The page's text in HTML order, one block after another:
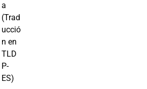
a
(Trad
ucció
n en
TLD
P-
ES)